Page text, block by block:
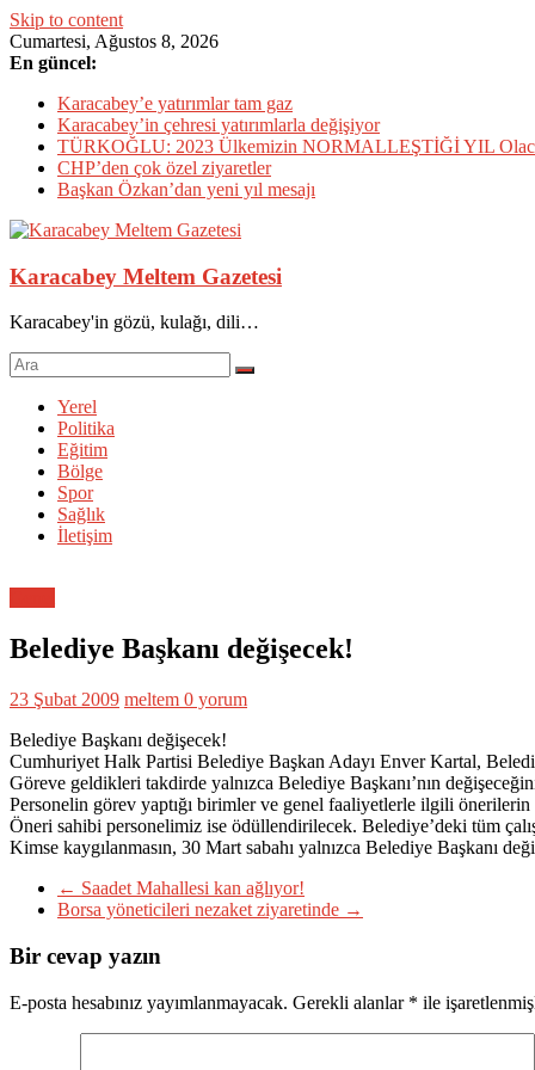
Skip to content
Cumartesi, Ağustos 8, 2026
En güncel:
Karacabey’e yatırımlar tam gaz
Karacabey’in çehresi yatırımlarla değişiyor
TÜRKOĞLU: 2023 Ülkemizin NORMALLEŞTİĞİ YIL
CHP’den çok özel ziyaretler
Başkan Özkan’dan yeni yıl mesajı
Karacabey Meltem Gazetesi
Karacabey'in gözü, kulağı, dili…
Yerel
Politika
Eğitim
Bölge
Spor
Sağlık
İletişim
Belediye Başkanı değişecek!
23 Şubat 2009 meltem 0 yorum
Belediye Başkanı değişecek!
Cumhuriyet Halk Partisi Belediye Başkan Adayı Enver Kartal,
Göreve geldikleri takdirde yalnızca Belediye Başkanı’nın
Personelin görev yaptığı birimler ve genel faaliyetlerle ilgili
Öneri sahibi personelimiz ise ödüllendirilecek. Belediye’deki tüm
Kimse kaygılanmasın, 30 Mart sabahı yalnızca Belediye Başkanı
← Saadet Mahallesi kan ağlıyor!
Borsa yöneticileri nezaket ziyaretinde →
Bir cevap yazın
E-posta hesabınız yayımlanmayacak. Gerekli alanlar * ile